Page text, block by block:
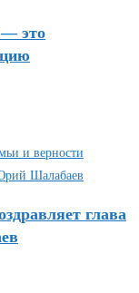
— это
глава